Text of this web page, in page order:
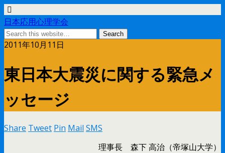
日本応用心理学会
2011年10月11日
東日本大震災に関する緊急メ
ッセージ
Share Tweet Pin Mail SMS
理事長 森下 高治（帝塚山大学）